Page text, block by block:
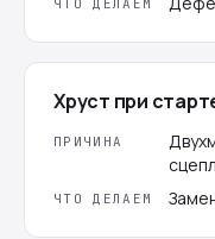
ЧТО ДЕЛАЕМ
Хруст при
ПРИЧИНА
ЧТО ДЕЛАЕМ